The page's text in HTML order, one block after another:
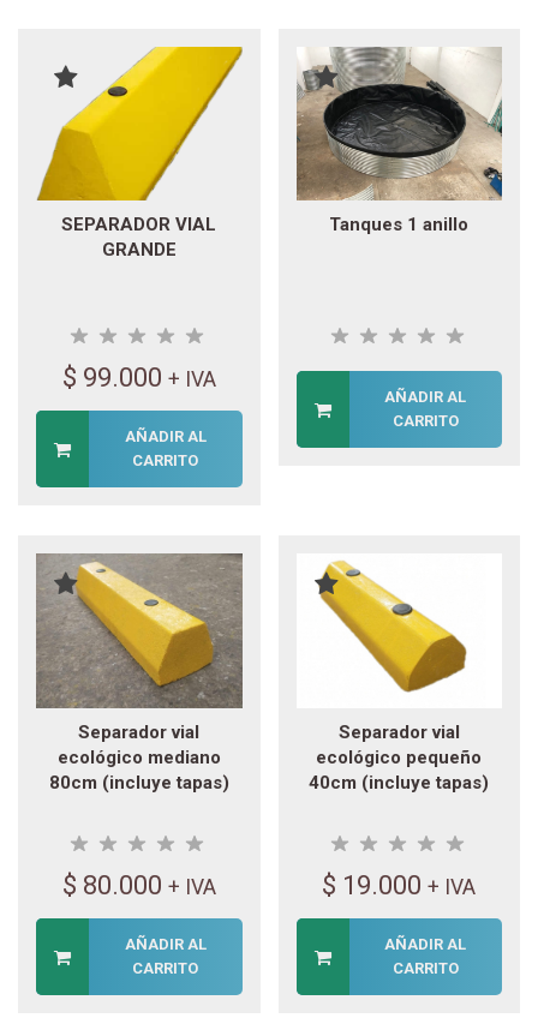
SEPARADOR VIAL
GRANDE
$ 99.000 + IVA
AÑADIR AL
CARRITO
Tanques 1 anillo
AÑADIR AL
CARRITO
Separador vial
ecológico mediano
80cm (incluye tapas)
$ 80.000 + IVA
AÑADIR AL
CARRITO
Separador vial
ecológico pequeño
40cm (incluye tapas)
$ 19.000 + IVA
AÑADIR AL
CARRITO